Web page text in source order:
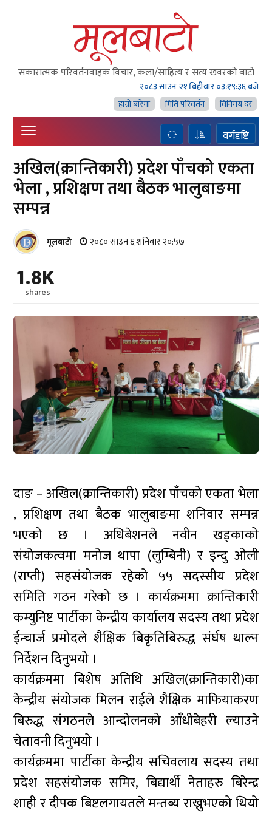
सकारात्मक परिवर्तनवाहक विचार, कला/साहित्य र सत्य खवरको बाटाे
२०८३ साउन २१ बिहीवार०३:१९:३७ बजे
हाम्राे बारेमा
मिति परिवर्तन विनिमय दर
वर्गदृष्टि
अखिल(क्रान्तिकारी) प्रदेश पाँचको एकता
भेला , प्रशिक्षण तथा बैठक भालुबाङमा
सम्पन्न
मूलबाटाे २०८० साउन ६ शनिवार २०:५७
1.8K
shares
दाङ – अखिल(क्रान्तिकारी) प्रदेश पाँचको एकता भेला
, प्रशिक्षण तथा बैठक भालुबाङमा शनिवार सम्पन्न
भएको छ । अधिबेशनले नवीन खड्काको
संयोजकत्वमा मनोज थापा (लुम्बिनी) र इन्दु ओली
(राप्ती) सहसंयोजक रहेको ५५ सदस्सीय प्रदेश
समिति गठन गरेको छ । कार्यक्रममा क्रान्तिकारी
कम्युनिष्ट पार्टीका केन्द्रीय कार्यालय सदस्य तथा प्रदेश
ईन्चार्ज प्रमोदले शैक्षिक बिकृतिबिरुद्ध संर्घष थाल्न
निर्देशन दिनुभयो ।
कार्यक्रममा बिशेष अतिथि अखिल(क्रान्तिकारी)का
केन्द्रीय संयोजक मिलन राईले शैक्षिक माफियाकरण
बिरुद्ध संगठनले आन्दोलनको आँधीबेहरी ल्याउने
चेतावनी दिनुभयो ।
कार्यक्रममा पार्टीका केन्द्रीय सचिवलाय सदस्य तथा
प्रदेश सहसंयोजक समिर, बिद्यार्थी नेताहरु बिरेन्द्र
शाही र दीपक बिष्टलगायतले मन्तब्य राख्नुभएको थियो